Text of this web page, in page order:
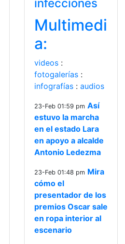
infecciones
Multimedi
a:
videos :
fotogalerías :
infografías : audios
23-Feb 01:59 pm Así
estuvo la marcha
en el estado Lara
en apoyo a alcalde
Antonio Ledezma
23-Feb 01:48 pm Mira
cómo el
presentador de los
premios Oscar sale
en ropa interior al
escenario